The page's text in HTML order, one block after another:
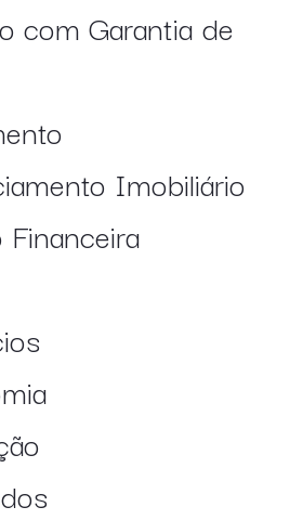
com Garantia de
Imobiliário